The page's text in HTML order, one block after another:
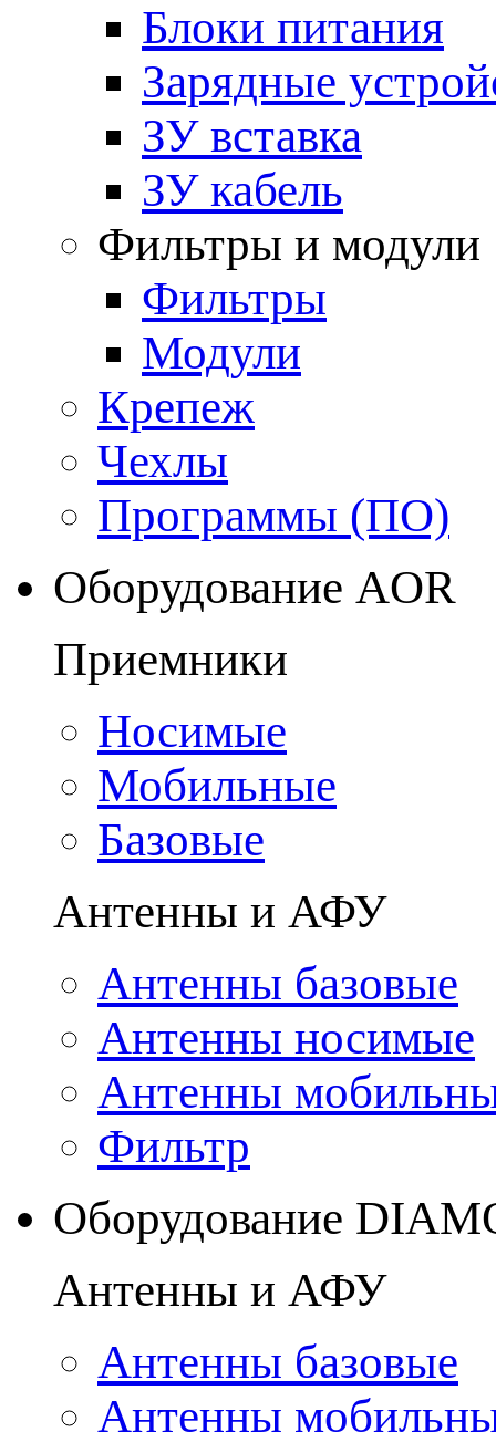
Блоки питания
Зарядные
ЗУ вставка
ЗУ кабель
Фильтры и модули
Фильтры
Модули
Крепеж
Чехлы
Программы (ПО)
Оборудование AOR
Приемники
Носимые
Мобильные
Базовые
Антенны и АФУ
Антенны базовые
Антенны носимые
Антенны
Фильтр
Оборудование
Антенны и АФУ
Антенны базовые
Антенны